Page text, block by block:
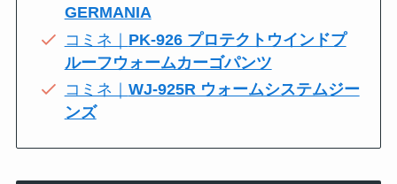
GERMANIA
コミネ｜ PK-926 プロテクトウインドプ
ルーフウォームカーゴパンツ
コミネ｜ WJ-925R ウォームシステムジー
ンズ